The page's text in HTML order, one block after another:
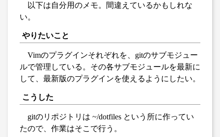
以下は自分用のメモ。間違えているかもしれな
い。
やりたいこと
Vimのプラグインそれぞれを、gitのサブモジュー
ルで管理している。その各サブモジュールを最新に
して、最新版のプラグインを使えるようにしたい。
こうした
gitのリポジトリは ~/dotfiles という所に作ってい
たので、作業はそこで行う。